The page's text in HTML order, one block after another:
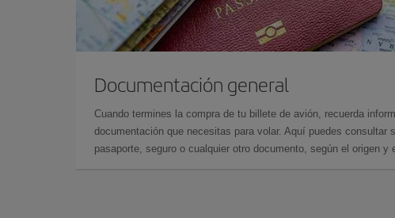
Documentación general
Cuando termines la compra de tu billete de avión, recuerda
documentación que necesitas para volar. Aquí puedes consultar
pasaporte, seguro o cualquier otro documento, según el origen y